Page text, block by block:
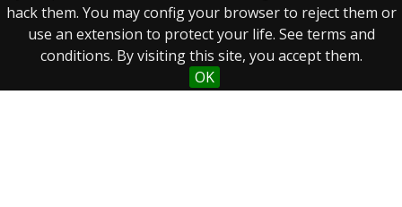
hack them. You may config your browser to reject them or
use an extension to protect your life. See terms and
conditions. By visiting this site, you accept them.
OK